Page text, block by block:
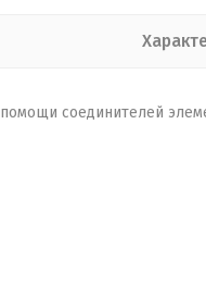
соединителей